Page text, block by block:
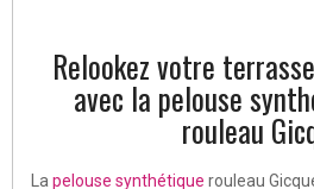
Relookez votre
avec la pelouse
rouleau
La pelouse synthétique rouleau